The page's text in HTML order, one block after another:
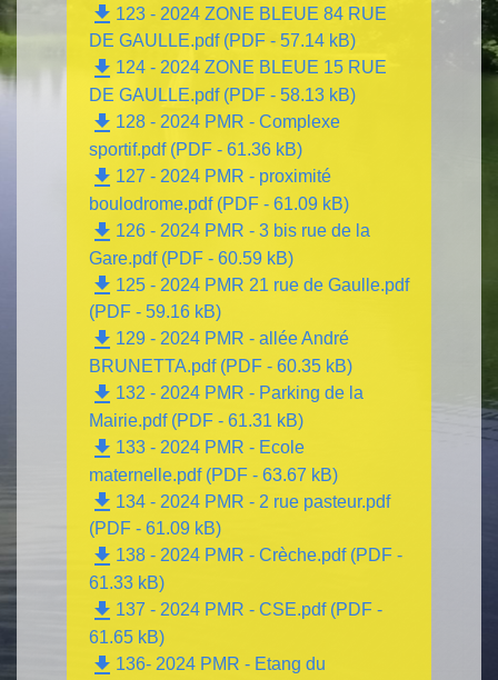
file_download 123 - 2024 ZONE BLEUE 84 RUE
DE GAULLE.pdf (PDF - 57.14 kB)
file_download 124 - 2024 ZONE BLEUE 15 RUE
DE GAULLE.pdf (PDF - 58.13 kB)
file_download 128 - 2024 PMR - Complexe
sportif.pdf (PDF - 61.36 kB)
file_download 127 - 2024 PMR - proximité
boulodrome.pdf (PDF - 61.09 kB)
file_download 126 - 2024 PMR - 3 bis rue de la
Gare.pdf (PDF - 60.59 kB)
file_download 125 - 2024 PMR 21 rue de Gaulle.pdf
(PDF - 59.16 kB)
file_download 129 - 2024 PMR - allée André
BRUNETTA.pdf (PDF - 60.35 kB)
file_download 132 - 2024 PMR - Parking de la
Mairie.pdf (PDF - 61.31 kB)
file_download 133 - 2024 PMR - Ecole
maternelle.pdf (PDF - 63.67 kB)
file_download 134 - 2024 PMR - 2 rue pasteur.pdf
(PDF - 61.09 kB)
file_download 138 - 2024 PMR - Crèche.pdf (PDF -
61.33 kB)
file_download 137 - 2024 PMR - CSE.pdf (PDF -
61.65 kB)
file_download 136- 2024 PMR - Etang du